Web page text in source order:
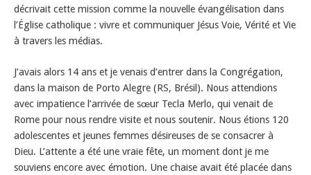
décrivait cette mission comme la nouvelle évangélisation dans
l’Église catholique : vivre et communiquer Jésus Voie, Vérité et Vie
à travers les médias.
J’avais alors 14 ans et je venais d’entrer dans la Congrégation,
dans la maison de Porto Alegre (RS, Brésil). Nous attendions
avec impatience l’arrivée de sœur Tecla Merlo, qui venait de
Rome pour nous rendre visite et nous soutenir. Nous étions 120
adolescentes et jeunes femmes désireuses de se consacrer à
Dieu. L’attente a été une vraie fête, un moment dont je me
souviens encore avec émotion. Une chaise avait été placée dans